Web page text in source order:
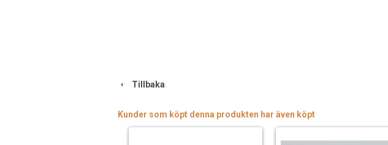
Tillbaka
Kunder som köpt denna produkten har även köpt